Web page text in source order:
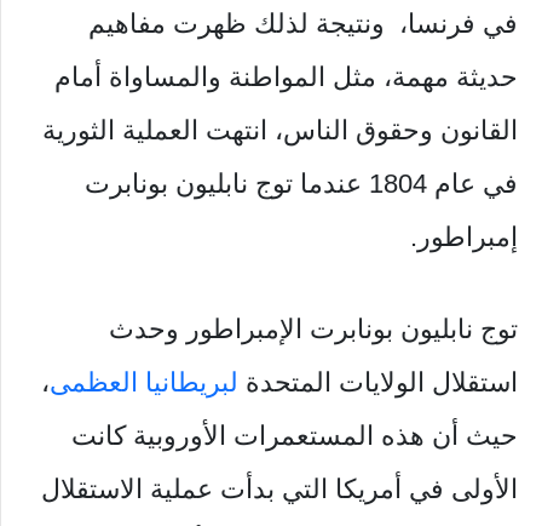
في فرنسا، ونتيجة لذلك ظهرت مفاهيم
حديثة مهمة، مثل المواطنة والمساواة أمام
القانون وحقوق الناس، انتهت العملية الثورية
في عام 1804 عندما توج نابليون بونابرت
إمبراطور.
توج نابليون بونابرت الإمبراطور وحدث
استقلال الولايات المتحدة لبريطانيا العظمى،
حيث أن هذه المستعمرات الأوروبية كانت
الأولى في أمريكا التي بدأت عملية الاستقلال